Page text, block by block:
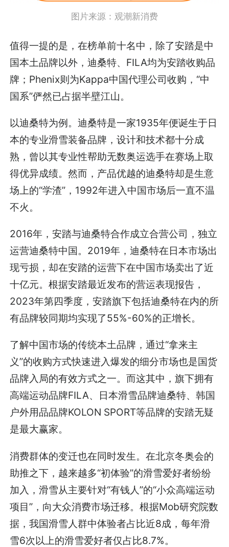
图片来源： 观潮新消费
值得一提的是，在榜单前十名中，除了安踏是中
国本土品牌以外，迪桑特、FILA均为安踏收购品
牌；Phenix则为Kappa中国代理公司收购，“中
国系”俨然已占据半壁江山。
以迪桑特为例。迪桑特是一家1935年便诞生于日
本的专业滑雪装备品牌，设计和技术都十分成
熟，曾以其专业性帮助无数奥运选手在赛场上取
得优异成绩。然而，产品优越的迪桑特却是生意
场上的“学渣”，1992年进入中国市场后一直不温
不火。
2016年，安踏与迪桑特合作成立合营公司，独立
运营迪桑特中国。2019年，迪桑特在日本市场出
现亏损，却在安踏的运营下在中国市场卖出了近
十亿元。根据安踏最近发布的营运表现报告，
2023年第四季度，安踏旗下包括迪桑特在内的所
有品牌较同期均实现了55%-60%的正增长。
了解中国市场的传统本土品牌，通过“拿来主
义”的收购方式快速进入爆发的细分市场也是国货
品牌入局的有效方式之一。而这其中，旗下拥有
高端运动品牌FILA、日本滑雪品牌迪桑特、韩国
户外用品品牌KOLON SPORT等品牌的安踏无疑
是最大赢家。
消费群体的变迁也在同时发生。在北京冬奥会的
助推之下，越来越多“初体验”的滑雪爱好者纷纷
加入，滑雪从主要针对“有钱人”的“小众高端运动
项目”，向大众消费市场迁移。根据Mob研究院数
据，我国滑雪人群中体验者占比近8成，每年滑
雪6次以上的滑雪爱好者仅占比8.7%。